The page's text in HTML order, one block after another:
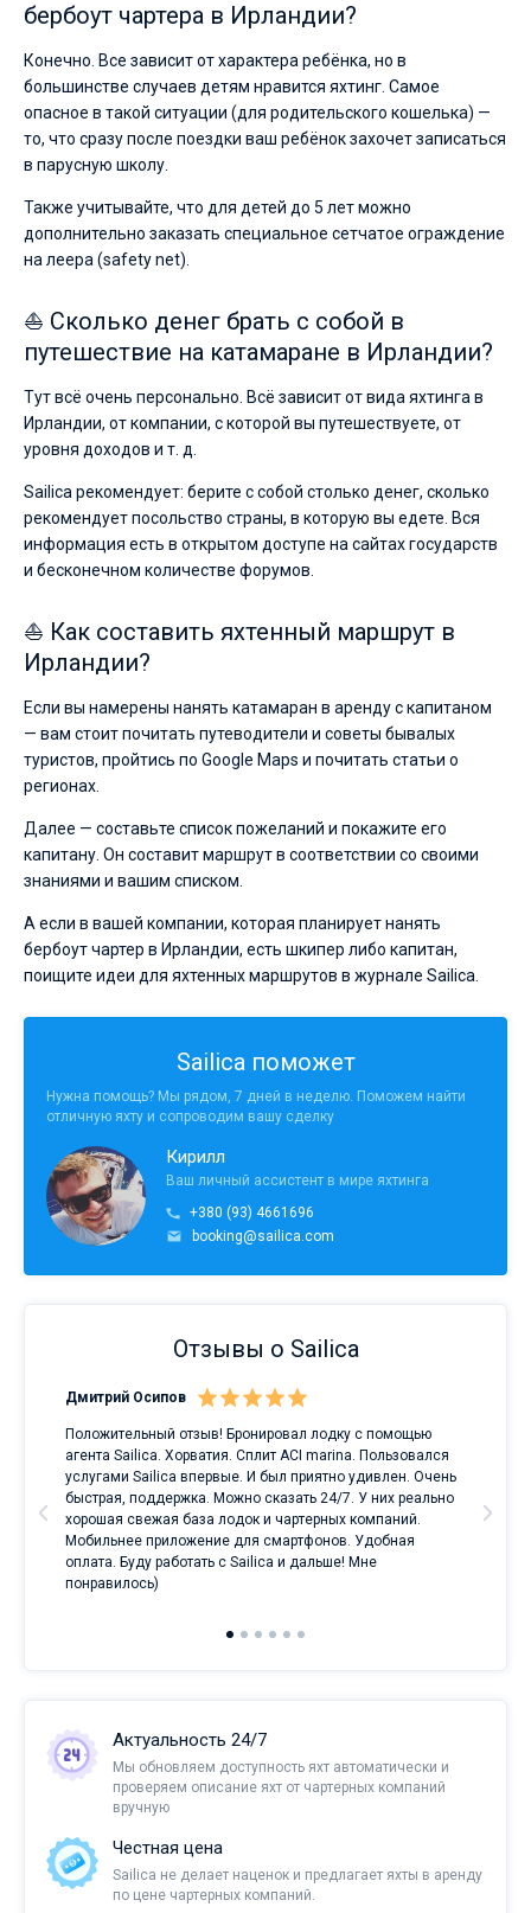
бербоут чартера в Ирландии?
Конечно. Все зависит от характера ребёнка, но в
большинстве случаев детям нравится яхтинг. Самое
опасное в такой ситуации (для родительского кошелька) —
то, что сразу после поездки ваш ребёнок захочет записаться
в парусную школу.
Также учитывайте, что для детей до 5 лет можно
дополнительно заказать специальное сетчатое ограждение
на леера (safety net).
⛵ Сколько денег брать с собой в
путешествие на катамаране в Ирландии?
Тут всё очень персонально. Всё зависит от вида яхтинга в
Ирландии, от компании, с которой вы путешествуете, от
уровня доходов и т. д.
Sailica рекомендует: берите с собой столько денег, сколько
рекомендует посольство страны, в которую вы едете. Вся
информация есть в открытом доступе на сайтах государств
и бесконечном количестве форумов.
⛵ Как составить яхтенный маршрут в
Ирландии?
Если вы намерены нанять катамаран в аренду с капитаном
— вам стоит почитать путеводители и советы бывалых
туристов, пройтись по Google Maps и почитать статьи о
регионах.
Далее — составьте список пожеланий и покажите его
капитану. Он составит маршрут в соответствии со своими
знаниями и вашим списком.
А если в вашей компании, которая планирует нанять
бербоут чартер в Ирландии, есть шкипер либо капитан,
поищите идеи для яхтенных маршрутов в журнале Sailica.
Sailica поможет
Нужна помощь? Мы рядом, 7 дней в неделю. Поможем найти
отличную яхту и сопроводим вашу сделку
Кирилл
Ваш личный ассистент в мире яхтинга
+380 (93) 4661696
booking@sailica.com
Отзывы о Sailica
Дмитрий Осипов
Положительный отзыв! Бронировал лодку с помощью
агента Sailica. Хорватия. Сплит ACI marina. Пользовался
услугами Sailica впервые. И был приятно удивлен. Очень
быстрая, поддержка. Можно сказать 24/7. У них реально
хорошая свежая база лодок и чартерных компаний.
Мобильнее приложение для смартфонов. Удобная
оплата. Буду работать с Sailica и дальше! Мне
понравилось)
Актуальность 24/7
Мы обновляем доступность яхт автоматически и
проверяем описание яхт от чартерных компаний
вручную
Честная цена
Sailica не делает наценок и предлагает яхты в аренду
по цене чартерных компаний.